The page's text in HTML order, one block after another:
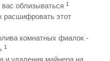
вас облизываться 1
расшифровать этот
комнатных фиалок -
1